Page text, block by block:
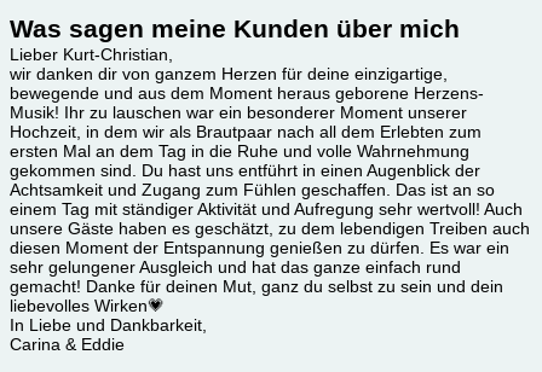
Was sagen meine Kunden über mich
Lieber Kurt-Christian,
wir danken dir von ganzem Herzen für deine einzigartige,
bewegende und aus dem Moment heraus geborene Herzens-
Musik! Ihr zu lauschen war ein besonderer Moment unserer
Hochzeit, in dem wir als Brautpaar nach all dem Erlebten zum
ersten Mal an dem Tag in die Ruhe und volle Wahrnehmung
gekommen sind. Du hast uns entführt in einen Augenblick der
Achtsamkeit und Zugang zum Fühlen geschaffen. Das ist an so
einem Tag mit ständiger Aktivität und Aufregung sehr wertvoll! Auch
unsere Gäste haben es geschätzt, zu dem lebendigen Treiben auch
diesen Moment der Entspannung genießen zu dürfen. Es war ein
sehr gelungener Ausgleich und hat das ganze einfach rund
gemacht! Danke für deinen Mut, ganz du selbst zu sein und dein
liebevolles Wirken💗
In Liebe und Dankbarkeit,
Carina & Eddie